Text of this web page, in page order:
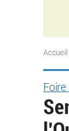
Accueil